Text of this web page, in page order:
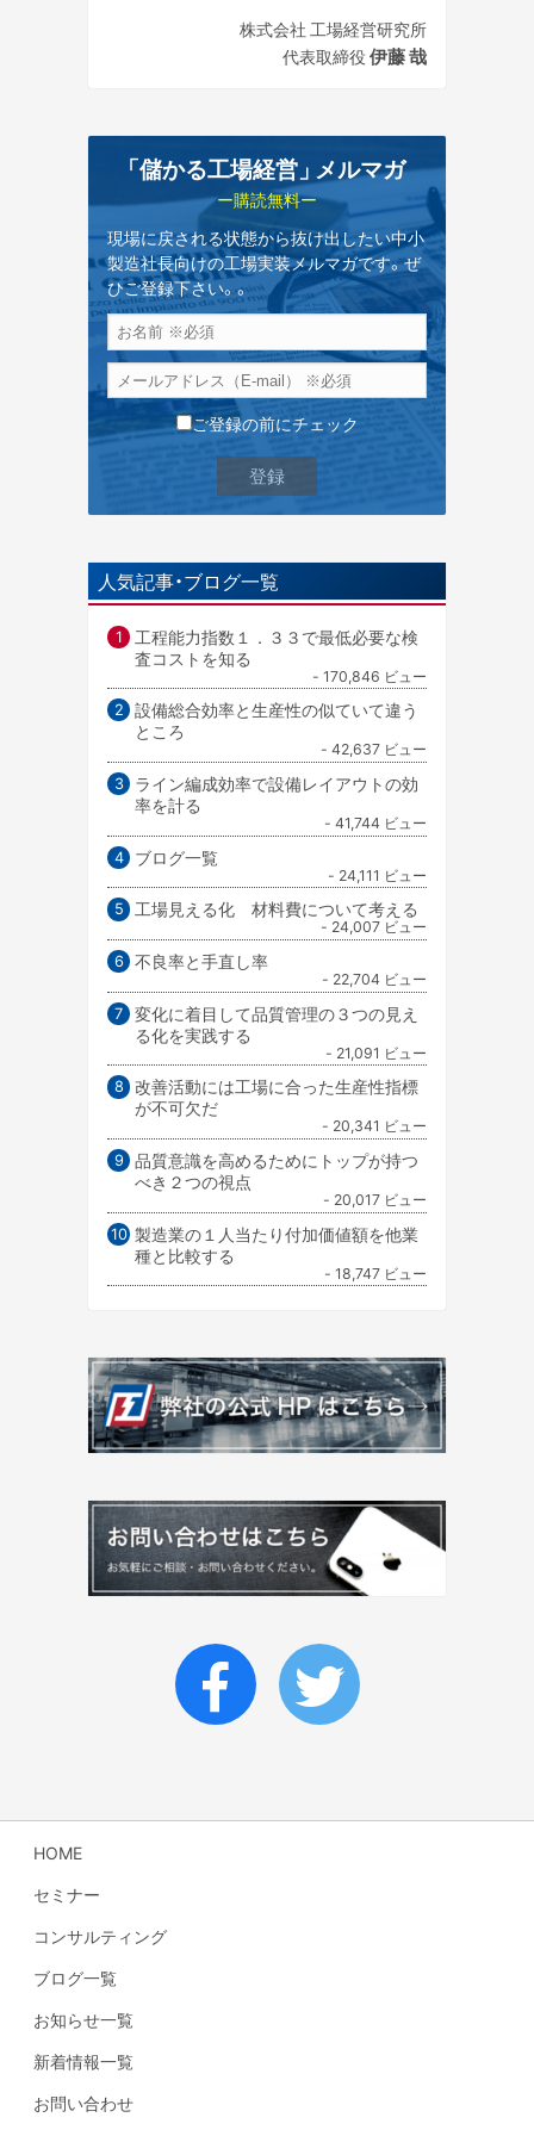
株式会社 工場経営研究所
代表取締役 伊藤 哉
「儲かる工場経営」 メルマガ
ー購読無料ー
現場に戻される状態から抜け出したい中小
製造社長向けの工場実装メルマガです。ぜ
ひご登録下さい。。
ご登録の前にチェック
人気記事・ブログ一覧
工程能力指数１．３３で最低必要な検
査コストを知る
- 170,846 ビュー
設備総合効率と生産性の似ていて違う
ところ
- 42,637 ビュー
ライン編成効率で設備レイアウトの効
率を計る
- 41,744 ビュー
ブログ一覧
- 24,111 ビュー
工場見える化 材料費について考える
- 24,007 ビュー
不良率と手直し率
- 22,704 ビュー
変化に着目して品質管理の３つの見え
る化を実践する
- 21,091 ビュー
改善活動には工場に合った生産性指標
が不可欠だ
- 20,341 ビュー
品質意識を高めるためにトップが持つ
べき２つの視点
- 20,017 ビュー
製造業の１人当たり付加価値額を他業
種と比較する
- 18,747 ビュー
HOME
セミナー
コンサルティング
ブログ一覧
お知らせ一覧
新着情報一覧
お問い合わせ